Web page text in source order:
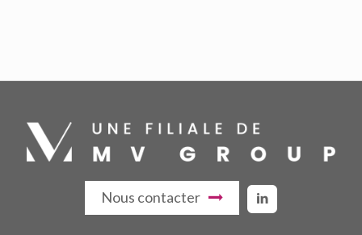
Nous contacter